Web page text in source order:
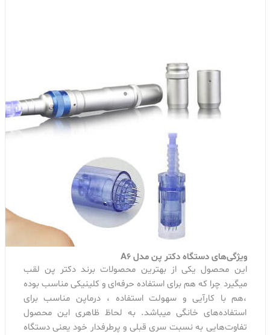
ویژگی‌های دستگاه دکتر پن مدل A6
این محصول یکی از بهترین محصولات برند دکتر پن لقب
میگیرد چرا که هم برای استفاده حرفه‌ای و کلینیکی مناسب بوده
،هم با کارآیی و سهولت استفاده ، درماپن مناسب برای
استفاده‌های خانگی میباشد. به لحاظ ظاهری این محصول
تفاوت‌هایی به نسبت سری قبلی و پرطرفدار خود یعنی دستگاه